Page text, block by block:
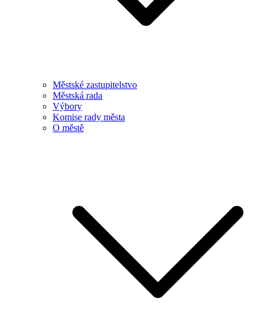
Městské zastupitelstvo
Městská rada
Výbory
Komise rady města
O městě